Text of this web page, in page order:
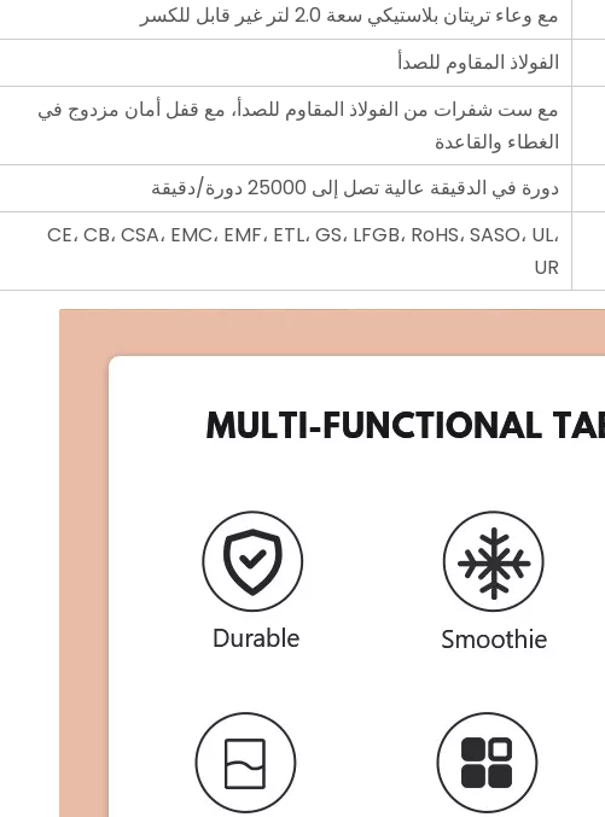
مع وعاء تريتان بلاستيكي سعة 2.0 لتر غير قابل للكسر
الفولاذ المقاوم للصدأ
مع ست شفرات من الفولاذ المقاوم للصدأ، مع قفل أمان مزدوج في
الغطاء والقاعدة
دورة في الدقيقة عالية تصل إلى 25000 دورة/دقيقة
CE، CB، CSA، EMC، EMF، ETL، GS، LFGB، RoHS، SASO، UL،
UR